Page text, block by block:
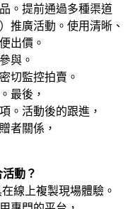
。提前通過多種渠道
推廣活動。使用清晰、
出價。
與。
切監控拍賣。
最後，
。活動後的跟進，
者關係，
動？
線上複製現場體驗。